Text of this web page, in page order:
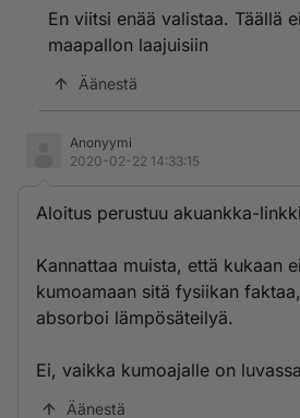
Merivirratkin ovat riippuvaisia
En viitsi enää valistaa. Täällä
maapallon laajuisiin
Äänestä
Anonyymi
2020-02-22 14:33:15
Aloitus perustuu akuankka-
Kannattaa muista, että kukaan
kumoamaan sitä fysiikan
absorboi lämpösäteilyä.
Ei, vaikka kumoajalle on
Äänestä